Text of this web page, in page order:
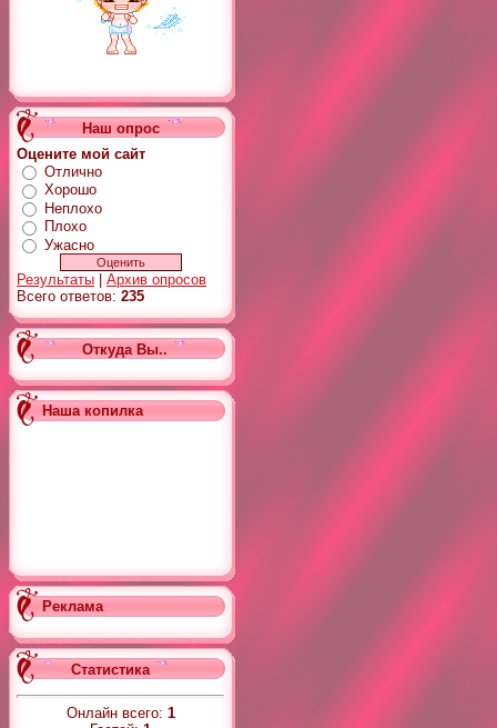
Наш опрос
Оцените мой сайт
Отлично
Хорошо
Неплохо
Плохо
Ужасно
Результаты
Архив опросов
Всего ответов: 235
Откуда Вы..
Наша копилка
Реклама
Статистика
Онлайн всего: 1